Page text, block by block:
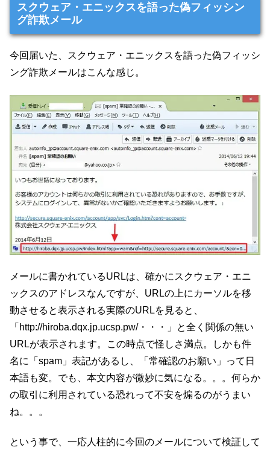
スクウェア・エニックスを語った偽フィッシン
グ詐欺メール
今回届いた、スクウェア・エニックスを語った偽フィッシ
ング詐欺メールはこんな感じ。
メールに書かれているURLは、確かにスクウェア・エニ
ックスのアドレスなんですが、URLの上にカーソルを移
動させると表示される実際のURLを見ると、
「http://hiroba.dqx.jp.ucsp.pw/・・・」と全く関係の無い
URLが表示されます。この時点で怪しさ満点。しかも件
名に「spam」表記があるし、「常確認のお願い」って日
本語も変。でも、本文内容が微妙に気になる。。。何らか
の取引に利用されている恐れって不安を煽るのがうまい
ね。。。
という事で、一応人柱的に今回のメールについて検証して